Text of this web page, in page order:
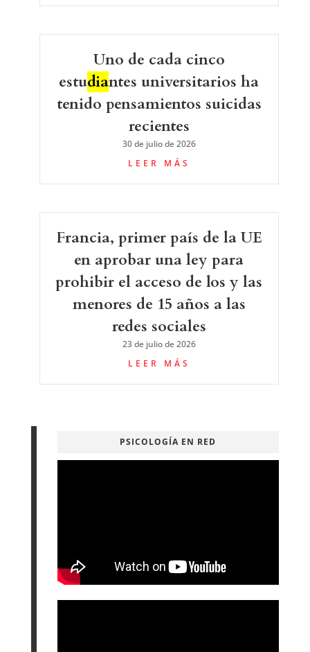
Uno de cada cinco
estudiantes universitarios ha
tenido pensamientos suicidas
recientes
30 de julio de 2026
LEER MÁS
Francia, primer país de la UE
en aprobar una ley para
prohibir el acceso de los y las
menores de 15 años a las
redes sociales
23 de julio de 2026
LEER MÁS
PSICOLOGÍA EN RED